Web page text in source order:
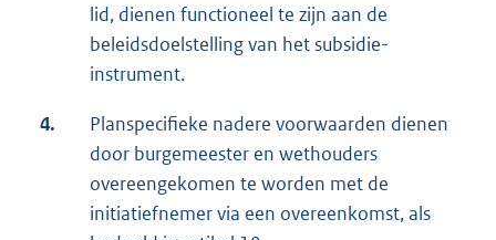
lid, dienen functioneel te zijn aan de
beleidsdoelstelling van het subsidie-
instrument.
4.
Planspecifieke nadere voorwaarden dienen
door burgemeester en wethouders
overeengekomen te worden met de
initiatiefnemer via een overeenkomst, als